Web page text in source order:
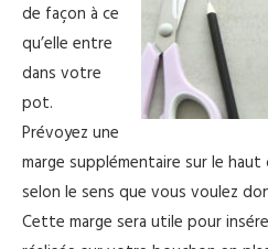
de façon à ce
qu’elle entre
dans votre
pot.
Prévoyez une
marge supplémentaire sur le
selon le sens que vous voulez
Cette marge sera utile pour